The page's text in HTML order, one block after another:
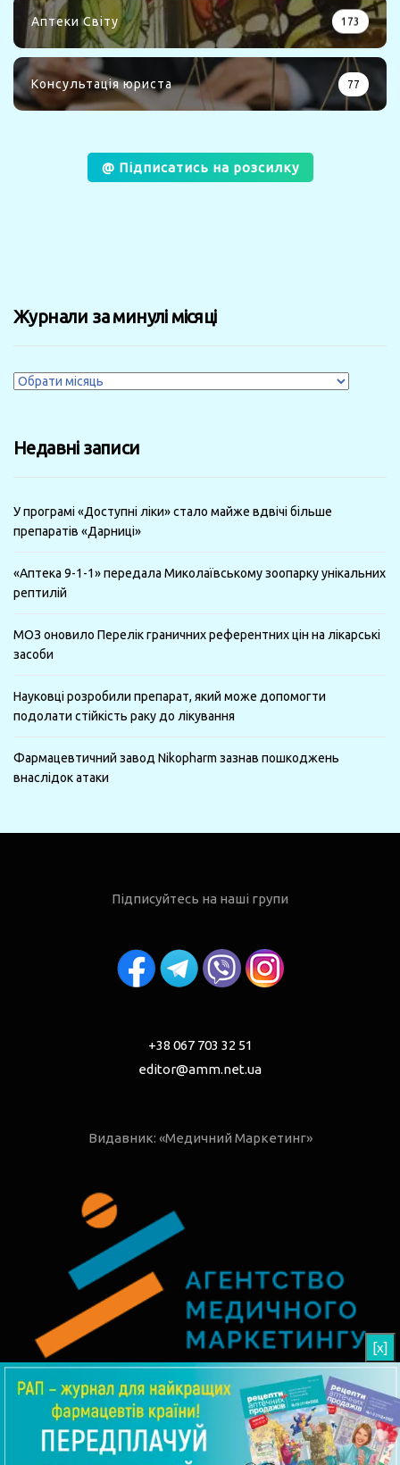
Аптеки Світу 173
Консультація юриста 77
@ Підписатись на розсилку
Журнали за минулі місяці
Журнали
місяці
Недавні записи
У програмі «Доступні ліки» стало майже вдвічі більше
препаратів «Дарниці»
«Аптека 9-1-1» передала Миколаївському зоопарку унікальних
рептилій
МОЗ оновило Перелік граничних референтних цін на лікарські
засоби
Науковці розробили препарат, який може допомогти
подолати стійкість раку до лікування
Фармацевтичний завод Nikopharm зазнав пошкоджень
внаслідок атаки
Підписуйтесь на наші групи
+38 067 703 32 51
editor@amm.net.ua
Видавник: «Медичний Маркетинг»
© 2026 РАП - Рецепти Аптечних Продажів
[x]